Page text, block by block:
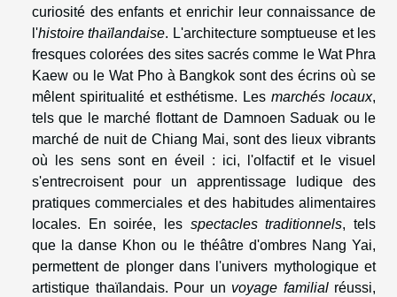
curiosité des enfants et enrichir leur connaissance de
l'histoire thaïlandaise. L'architecture somptueuse et les
fresques colorées des sites sacrés comme le Wat Phra
Kaew ou le Wat Pho à Bangkok sont des écrins où se
mêlent spiritualité et esthétisme. Lesmarchés locaux,
tels que le marché flottant de Damnoen Saduak ou le
marché de nuit de Chiang Mai, sont des lieux vibrants
où les sens sont en éveil : ici, l'olfactif et le visuel
s'entrecroisent pour un apprentissage ludique des
pratiques commerciales et des habitudes alimentaires
locales. En soirée, les spectacles traditionnels, tels
que la danse Khon ou le théâtre d'ombres Nang Yai,
permettent de plonger dans l'univers mythologique et
artistique thaïlandais. Pour un voyage familialréussi,